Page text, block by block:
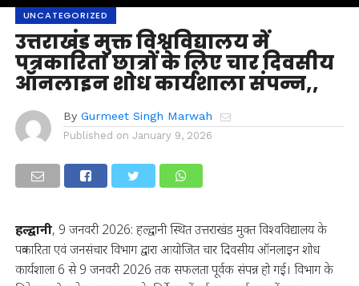
UNCATEGORIZED
उत्तराखंड मुक्त विश्वविद्यालय में
पत्रकारिता छात्रों के लिए चार दिवसीय
ऑनलाइन शोध कार्यशाला संपन्न,,
By Gurmeet Singh Marwah
Published on January 9, 2026
हल्द्वानी, 9 जनवरी 2026: हल्द्वानी स्थित उत्तराखंड मुक्त विश्वविद्यालय के
पत्रकारिता एवं जनसंचार विभाग द्वारा आयोजित चार दिवसीय ऑनलाइन शोध
कार्यशाला 6 से 9 जनवरी 2026 तक सफलता पूर्वक संपन्न हो गई। विभाग के